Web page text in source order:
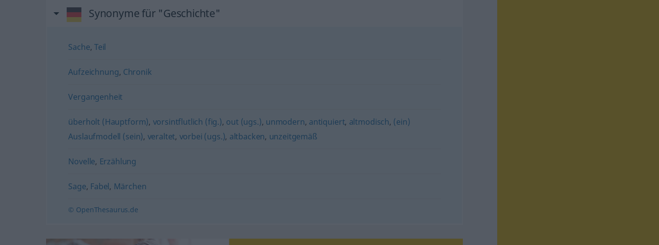
Synonyme für "Geschichte"
Sache, Teil
Aufzeichnung, Chronik
Vergangenheit
überholt (Hauptform), vorsintflutlich (fig.), out (ugs.), unmodern, antiquiert, altmodisch, (ein)
Auslaufmodell (sein), veraltet, vorbei (ugs.), altbacken, unzeitgemäß
Novelle, Erzählung
Sage, Fabel, Märchen
© OpenThesaurus.de